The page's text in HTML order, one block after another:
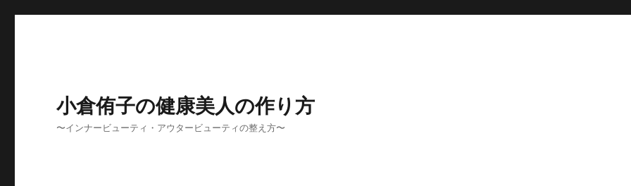
小倉侑子の健康美人の作り方
〜インナービューティ・アウタービューティの整え方〜